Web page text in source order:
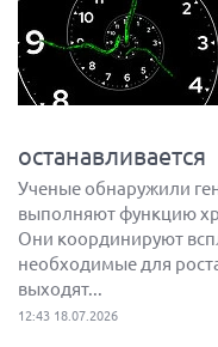
останавливается
Ученые обнаружили
выполняют функцию
Они координируют
необходимые для
выходят...
12:43 18.07.2026